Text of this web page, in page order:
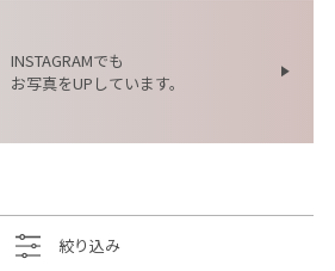
INSTAGRAMでも
お写真をUPしています。
絞り込み